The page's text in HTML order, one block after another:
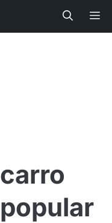
carro
popular